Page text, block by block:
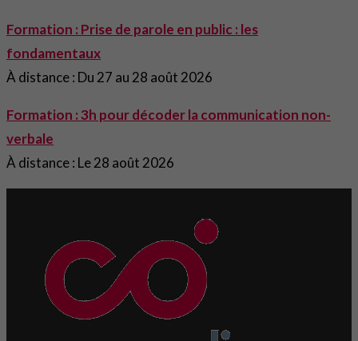
Formation : Prise de parole en public : les
fondamentaux
À distance : Du 27 au 28 août 2026
Formation : 3h pour décoder la communication non-
verbale
À distance : Le 28 août 2026